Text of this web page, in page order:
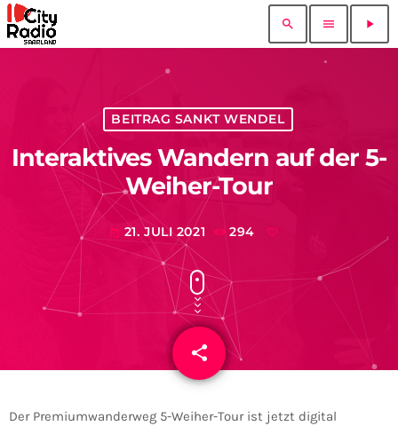
search menu play_arrow
BEITRAG SANKT WENDEL
Interaktives Wandern auf der 5-
Weiher-Tour
today 21. JULI 2021 294
share
email
Der Premiumwanderweg 5-Weiher-Tour ist jetzt digital